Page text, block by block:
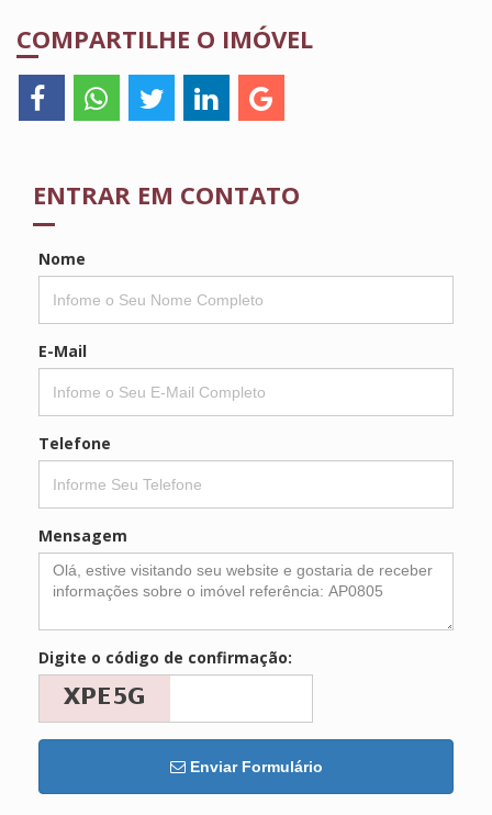
COMPARTILHE O IMÓVEL
ENTRAR EM CONTATO
Nome
E-Mail
Telefone
Mensagem
Digite o código de confirmação:
Enviar Formulário